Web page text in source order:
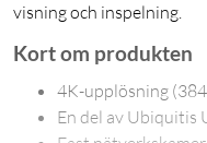
visning och inspelning.
Kort om produkten
4K-upplösning
En del av Ubiquitis